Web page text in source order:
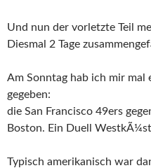
Und nun der vorletzte Teil
Diesmal 2 Tage
Am Sonntag hab ich mir mal
gegeben:
die San Francisco 49ers
Boston. Ein Duell
Typisch amerikanisch war